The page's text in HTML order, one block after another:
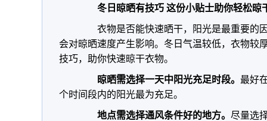
冬日晾晒有技巧 这份小贴士助你轻松晾
衣物是否能快速晒干，阳光是最重要的
会对晾晒速度产生影响。冬日气温较低，衣物较
技巧，助你快速晾干衣物。
晾晒需选择一天中阳光充足时段。 最好
个时间段内的阳光最为充足。
地点需选择通风条件好的地方。 尽量选